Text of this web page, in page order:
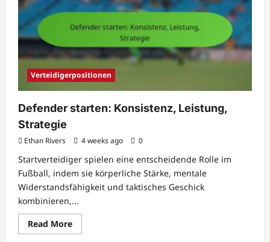
Fähigkeiten
Verteidigerpositionen
Defender starten: Konsistenz, Leistung,
Strategie
Ethan Rivers 4 weeks ago 0
Startverteidiger spielen eine entscheidende Rolle im
Fußball, indem sie körperliche Stärke, mentale
Widerstandsfähigkeit und taktisches Geschick
kombinieren,...
Read MoreRead
more